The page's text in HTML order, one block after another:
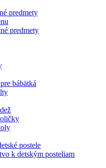
predmety
predmety
bábätká
postele
k detským posteliam